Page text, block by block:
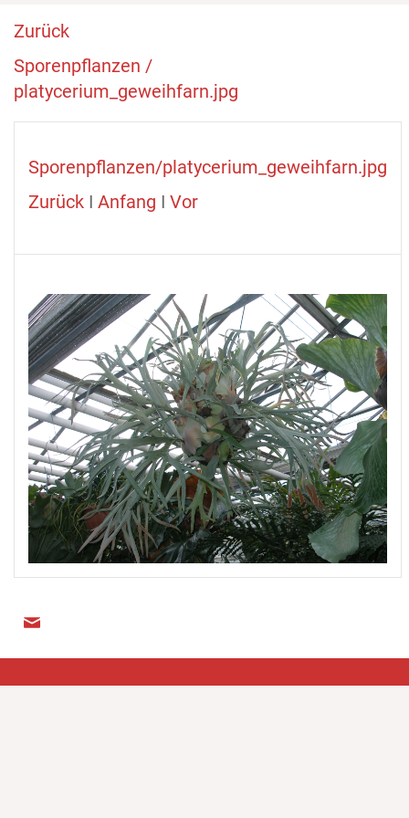
Zurück
Sporenpflanzen /
platycerium_geweihfarn.jpg
Sporenpflanzen/platycerium_geweihfarn.jpg
Zurück I Anfang I Vor